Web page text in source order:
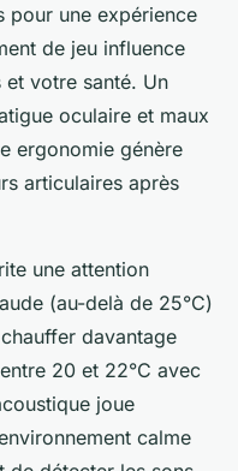
pour une expérience
de jeu influence
votre santé. Un
oculaire et maux
ergonomie génère
articulaires après
une attention
(au-delà de 25°C)
davantage
20 et 22°C avec
joue
calme